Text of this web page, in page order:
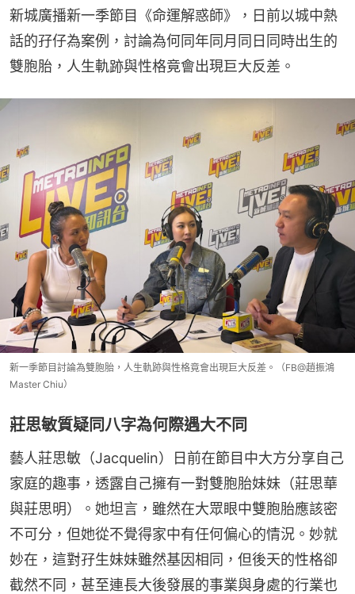
新城廣播新一季節目《命運解惑師》，日前以城中熱
話的孖仔為案例，討論為何同年同月同日同時出生的
雙胞胎，人生軌跡與性格竟會出現巨大反差。
新一季節目討論為雙胞胎，人生軌跡與性格竟會出現巨大反差。（FB@趙振鴻
Master Chiu）
莊思敏質疑同八字為何際遇大不同
藝人莊思敏（Jacquelin）日前在節目中大方分享自己
家庭的趣事，透露自己擁有一對雙胞胎妹妹（莊思華
與莊思明）。她坦言，雖然在大眾眼中雙胞胎應該密
不可分，但她從不覺得家中有任何偏心的情況。妙就
妙在，這對孖生妹妹雖然基因相同，但後天的性格卻
截然不同，甚至連長大後發展的事業與身處的行業也